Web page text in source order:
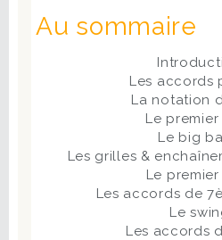
Au sommaire
Les accords
La notation
Le premier
Le big
Les grilles &
Le
Les accords de
Le
Les accords